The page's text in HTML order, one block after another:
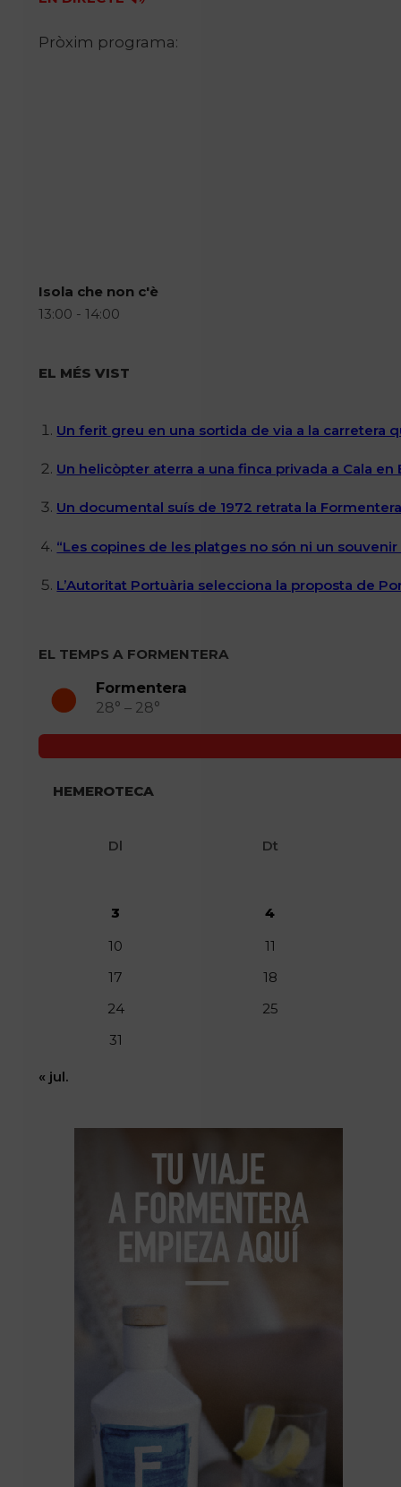
Pròxim programa:
Isola che non c'è
13:00 - 14:00
EL MÉS VIST
Un ferit greu en una sortida de via a la carretera
Un helicòpter aterra a una finca privada a Cala
Un documental suís de 1972 retrata la
“Les copines de les platges no són ni un
L’Autoritat Portuària selecciona la proposta de
EL TEMPS A FORMENTERA
Formentera
28° – 28°
HEMEROTECA
Dl Dt
3
4
10
11
17
18
24
25
31
« jul.